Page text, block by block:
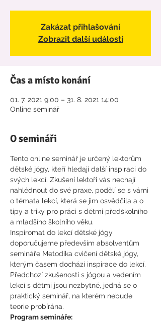
Zakázat přihlašování
Zobrazit další události
Čas a místo konání
01. 7. 2021 9:00 – 31. 8. 2021 14:00
Online seminář
O semináři
Tento online seminář je určený lektorům
dětské jógy, kteří hledají další inspiraci do
svých lekcí. Zkušení lektoři vás nechají
nahlédnout do své praxe, podělí se s vámi
o témata lekcí, která se jim osvědčila a o
tipy a triky pro práci s dětmi předškolního
a mladšího školního věku.
Inspiromat do lekcí dětské jógy
doporučujeme především absolventům
semináře Metodika cvičení dětské jógy,
kterým časem dochází inspirace do lekcí.
Předchozí zkušenosti s jógou a vedením
lekcí s dětmi jsou nezbytné, jedná se o
praktický seminář, na kterém nebude
teorie probírána.
Program semináře: